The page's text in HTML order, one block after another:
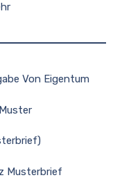
Von Eigentum
Musterbrief